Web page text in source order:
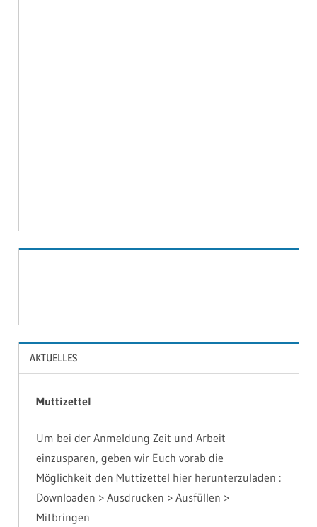
AKTUELLES
Muttizettel
Um bei der Anmeldung Zeit und Arbeit
einzusparen, geben wir Euch vorab die
Möglichkeit den Muttizettel hier herunterzuladen :
Downloaden > Ausdrucken > Ausfüllen >
Mitbringen